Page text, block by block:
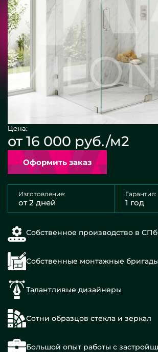
Цена:
от 16 000 руб./м2
Оформить заказ
Изготовление:
от 2 дней
Гарантия:
1 год
Собственное производство в СПб
Собственные монтажные бригады
Талантливые дизайнеры
Сотни образцов стекла и зеркал
Большой опыт работы с